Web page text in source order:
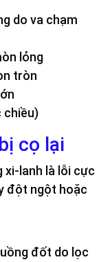
do va chạm
lỏng
tròn
chiều)
cọ lại
lanh là lỗi cực
đột ngột hoặc
đốt do lọc